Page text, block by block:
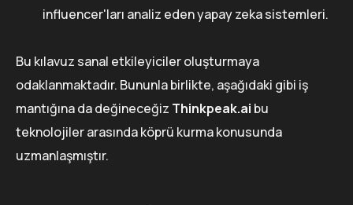
influencer'ları analiz eden yapay zeka sistemleri.
Bu kılavuz sanal etkileyiciler oluşturmaya
odaklanmaktadır. Bununla birlikte, aşağıdaki gibi iş
mantığına da değineceğiz Thinkpeak.ai bu
teknolojiler arasında köprü kurma konusunda
uzmanlaşmıştır.